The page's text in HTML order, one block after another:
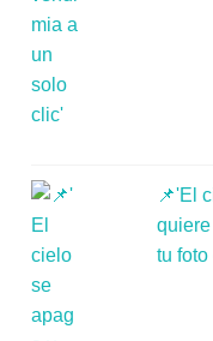
📌'El
tu